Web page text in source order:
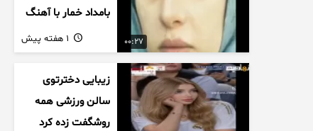
00:27
بامداد خمار با آهنگ
احسان خواجه امیری
زیبایی دخترتوی
سالن ورزشی همه
روشگفت زده کرد